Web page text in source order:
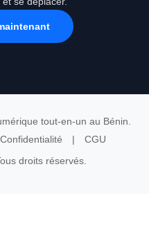
tout-en-un au Bénin.
Confidentialité |
CGU
droits réservés.